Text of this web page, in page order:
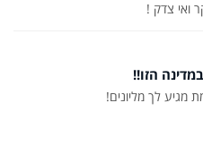
ואי צדק !
הזו!!
לך מליונים!